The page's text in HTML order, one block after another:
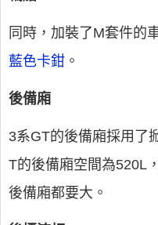
同時，加裝了M套件的
藍色卡鉗 。
後備廂
3系GT的後備廂採用了
T的後備廂空間為520L
後備廂都要大。